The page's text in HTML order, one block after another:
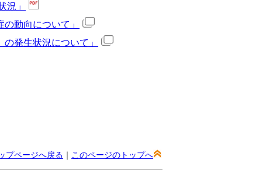
況」
動向について」
発生状況について」
プページへ戻る ｜ このページのトップへ